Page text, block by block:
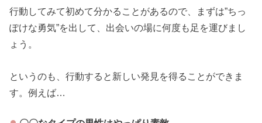
行動してみて初めて分かることがあるので、まずは”ちっ
ぽけな勇気”を出して、出会いの場に何度も足を運びまし
ょう。
というのも、行動すると新しい発見を得ることができま
す。例えば…